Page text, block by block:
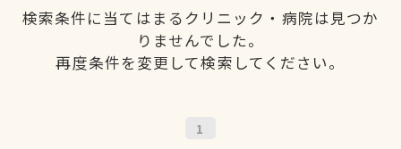
検索条件に当てはまるクリニック・病院は見つか
りませんでした。
再度条件を変更して検索してください。
1